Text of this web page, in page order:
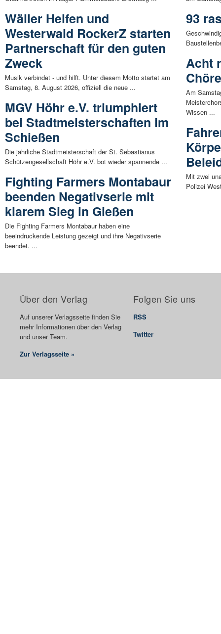
Wäller Helfen und
Westerwald RockerZ starten
Partnerschaft für den guten
Zweck
Musik verbindet - und hilft. Unter diesem Motto startet am
Samstag, 8. August 2026, offiziell die neue ...
MGV Höhr e.V. triumphiert
bei Stadtmeisterschaften im
Schießen
Die jährliche Stadtmeisterschaft der St. Sebastianus
Schützengesellschaft Höhr e.V. bot wieder spannende ...
Fighting Farmers Montabaur
beenden Negativserie mit
klarem Sieg in Gießen
Die Fighting Farmers Montabaur haben eine
beeindruckende Leistung gezeigt und ihre Negativserie
beendet. ...
93
Acht
Am
Wissen ...
Mit zwei
Polizei
Über den Verlag
Auf unserer Verlagsseite finden Sie
mehr Informationen über den Verlag
und unser Team.
Zur Verlagsseite »
Folgen Sie uns
RSS
Twitter